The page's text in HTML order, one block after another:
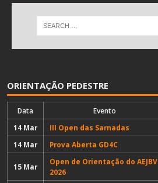
ORIENTAÇÃO PEDESTRE
Data Evento
14 Mar
III Open das Sarnadas
14 Mar
Prova Aberta GD4C
15 Mar
Open de Orientação do AEJBV
2026